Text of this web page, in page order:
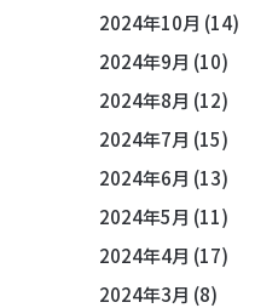
2024年10月 (14)
2024年9月 (10)
2024年8月 (12)
2024年7月 (15)
2024年6月 (13)
2024年5月 (11)
2024年4月 (17)
2024年3月 (8)